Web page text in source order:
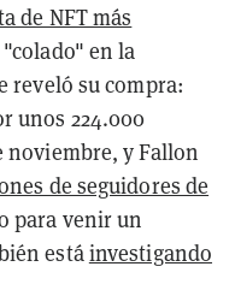
de NFT más
en la
reveló su compra:
unos 224.000
noviembre, y Fallon
de seguidores de
para venir un
estáinvestigando